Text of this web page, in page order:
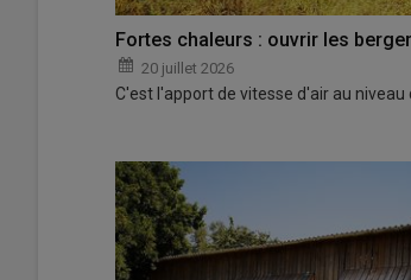
Fortes chaleurs : ouvrir les
20 juillet 2026
C'est l'apport de vitesse d'air au